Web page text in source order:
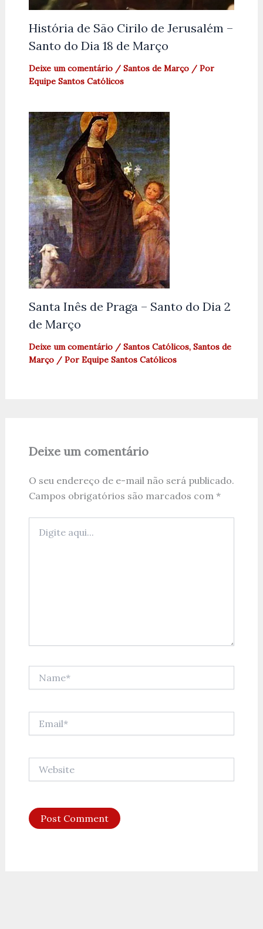
História de São Cirilo de Jerusalém –
Santo do Dia 18 de Março
Deixe um comentário / Santos de Março/ Por
Equipe Santos Católicos
Santa Inês de Praga – Santo do Dia 2
de Março
Deixe um comentário / Santos Católicos, Santos de
Março/ Por Equipe Santos Católicos
Deixe um comentário
O seu endereço de e-mail não será publicado.
Campos obrigatórios são marcados com *
aqui...